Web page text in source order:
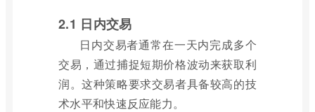
2.1 日内交易
日内交易者通常在一天内完成多个
交易，通过捕捉短期价格波动来获取利
润。这种策略要求交易者具备较高的技
术水平和快速反应能力。